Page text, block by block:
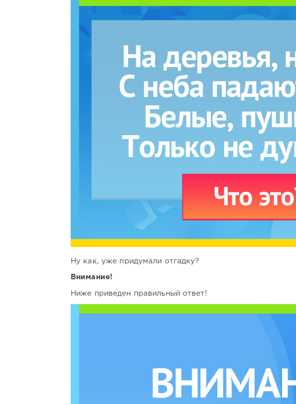
Ну как, уже придумали отгадку?
Внимание!
Ниже приведен правильный ответ!